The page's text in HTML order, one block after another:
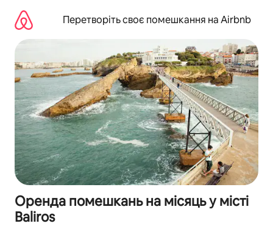
вмісту
Перетворіть своє помешкання на Airbnb
Оренда помешкань на місяць у місті
Baliros